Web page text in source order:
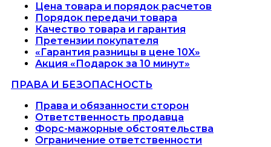
Цена товара и порядок расчетов
Порядок передачи товара
Качество товара и гарантия
Претензии покупателя
«Гарантия разницы в цене 10X»
Акция «Подарок за 10 минут»
ПРАВА И БЕЗОПАСНОСТЬ
Права и обязанности сторон
Ответственность продавца
Форс-мажорные обстоятельства
Ограничение ответственности